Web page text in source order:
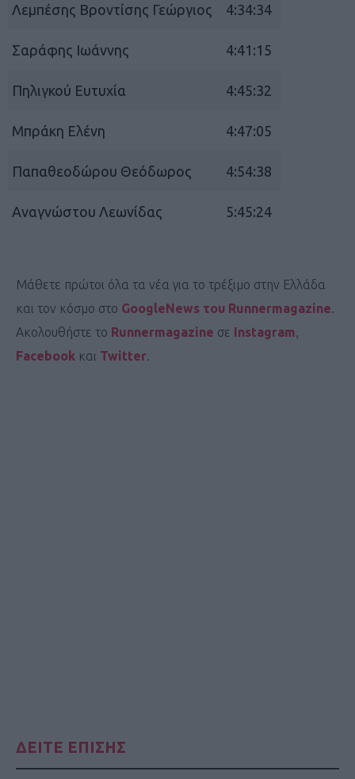
Λεμπέσης Βροντίσης Γεώργιος 4:34:34
Σαράφης Ιωάννης 4:41:15
Πηλιγκού Ευτυχία 4:45:32
Μπράκη Ελένη 4:47:05
Παπαθεοδώρου Θεόδωρος 4:54:38
Αναγνώστου Λεωνίδας 5:45:24
Μάθετε πρώτοι όλα τα νέα για το τρέξιμο στην Ελλάδα
και τον κόσμο στο GoogleNews του Runnermagazine.
Ακολουθήστε το Runnermagazine σε Instagram,
Facebook και Twitter.
ΔΕΙΤΕ ΕΠΙΣΗΣ